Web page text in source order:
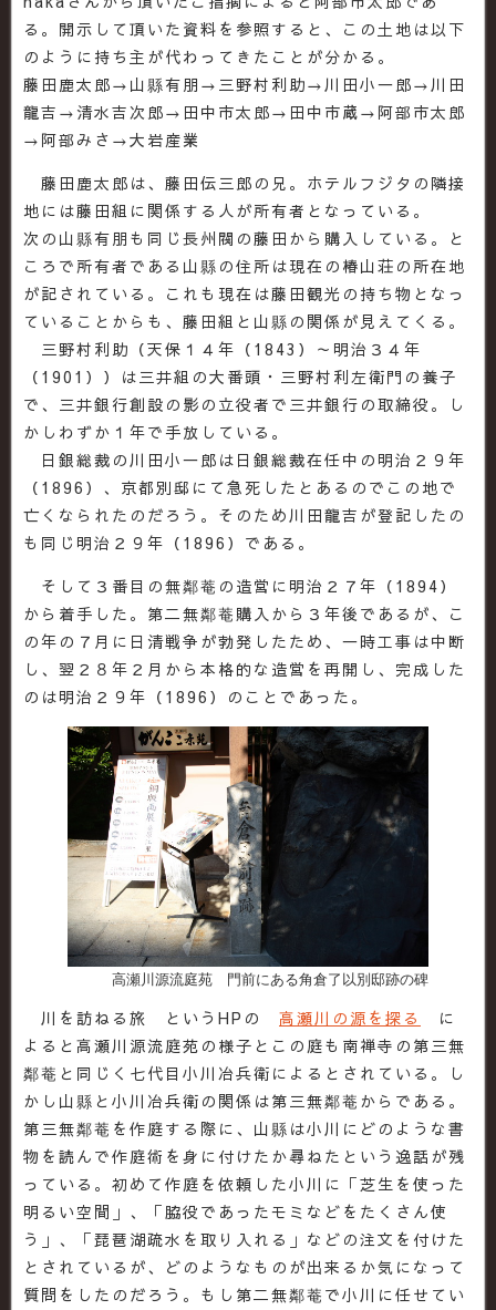
る。開示して頂いた資料を参照すると、この土地は以下
のように持ち主が代わってきたことが分かる。
藤田鹿太郎→山縣有朋→三野村利助→川田小一郎→川田
龍吉→清水吉次郎→田中市太郎→田中市蔵→阿部市太郎
→阿部みさ→大岩産業
藤田鹿太郎は、藤田伝三郎の兄。ホテルフジタの隣接
地には藤田組に関係する人が所有者となっている。
次の山縣有朋も同じ長州閥の藤田から購入している。と
ころで所有者である山縣の住所は現在の椿山荘の所在地
が記されている。これも現在は藤田観光の持ち物となっ
ていることからも、藤田組と山縣の関係が見えてくる。
三野村利助（天保１４年（1843）～明治３４年
（1901））は三井組の大番頭・三野村利左衛門の養子
で、三井銀行創設の影の立役者で三井銀行の取締役。し
かしわずか１年で手放している。
日銀総裁の川田小一郎は日銀総裁在任中の明治２９年
（1896）、京都別邸にて急死したとあるのでこの地で
亡くなられたのだろう。そのため川田龍吉が登記したの
も同じ明治２９年（1896）である。
そして３番目の無鄰菴の造営に明治２７年（1894）
から着手した。第二無鄰菴購入から３年後であるが、こ
の年の７月に日清戦争が勃発したため、一時工事は中断
し、翌２８年２月から本格的な造営を再開し、完成した
のは明治２９年（1896）のことであった。
高瀬川源流庭苑 門前にある角倉了以別邸跡の碑
川を訪ねる旅 というHPの 高瀬川の源を探る
に
よると高瀬川源流庭苑の様子とこの庭も南禅寺の第三無
鄰菴と同じく七代目小川冶兵衛によるとされている。し
かし山縣と小川冶兵衛の関係は第三無鄰菴からである。
第三無鄰菴を作庭する際に、山縣は小川にどのような書
物を読んで作庭術を身に付けたか尋ねたという逸話が残
っている。初めて作庭を依頼した小川に「芝生を使った
明るい空間」、「脇役であったモミなどをたくさん使
う」、「琵琶湖疏水を取り入れる」などの注文を付けた
とされているが、どのようなものが出来るか気になって
質問をしたのだろう。もし第二無鄰菴で小川に任せてい